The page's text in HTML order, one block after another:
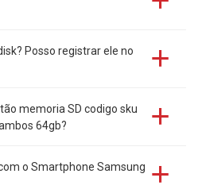
Posso registrar ele no
memoria SD codigo sku
64gb?
o Smartphone Samsung